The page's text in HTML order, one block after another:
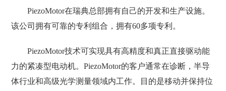
PiezoMotor在瑞典总部拥有自己的开发和生产设施。
该公司拥有可靠的专利组合，拥有60多项专利。
PiezoMotor技术可实现具有高精度和真正直接驱动能
力的紧凑型电动机。PiezoMotor的客户通常在诊断，半导
体行业和高级光学测量领域内工作。目的是移动并保持位